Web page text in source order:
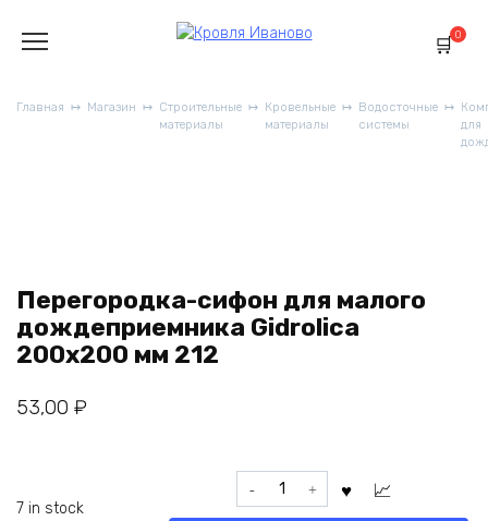
содержанию
0
Главная Магазин
Строительные
материалы
Кровельные
материалы
Водосточные
системы
для
Перегородка-сифон для малого
дождеприемника Gidrolica
200x200 мм 212
53,00 ₽
7 in stock
Перегородка-
сифон